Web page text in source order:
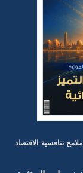
تنافسية الاقتصاد